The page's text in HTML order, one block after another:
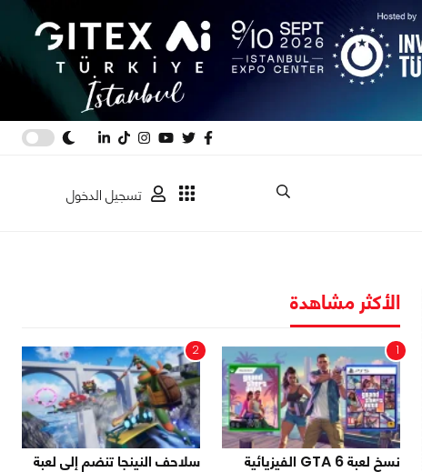
تسجيل الدخول
الأكثر مشاهدة
1
نسخ لعبة GTA 6 الفيزيائية
2
سلاحف النينجا تنضم إلى لعبة